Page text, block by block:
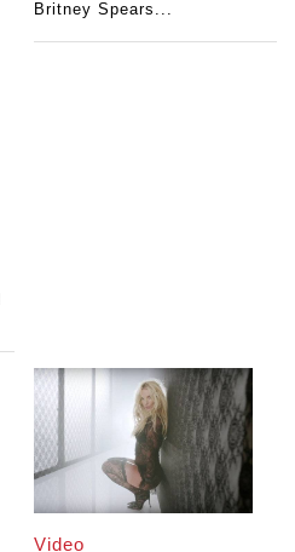
Britney Spears...
Video